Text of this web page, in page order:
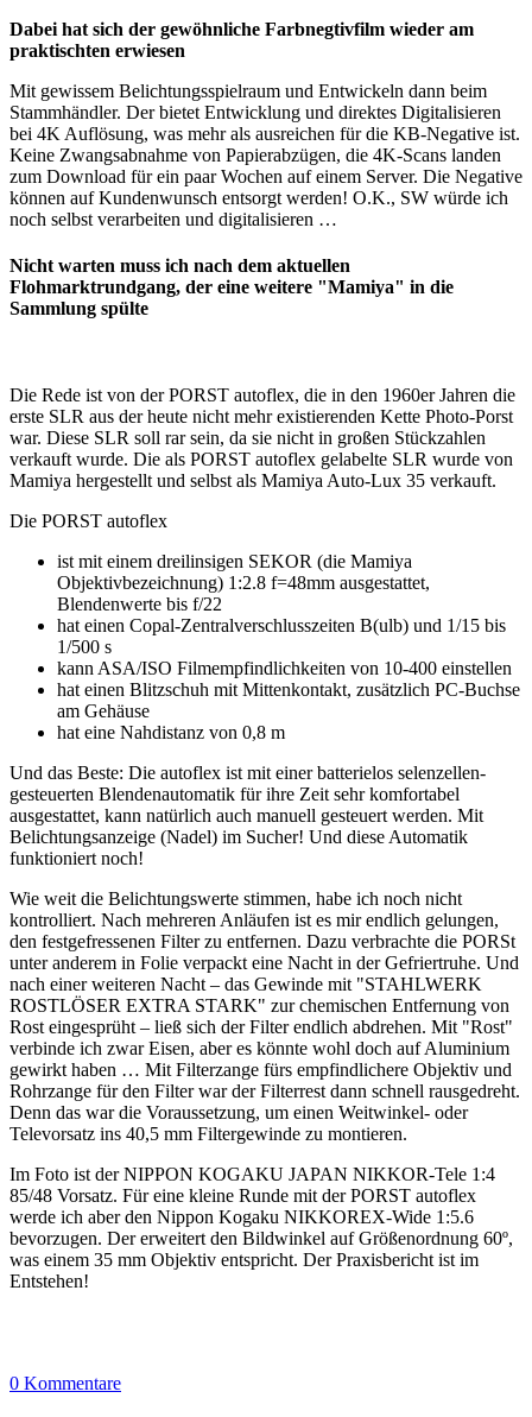
Dabei hat sich der gewöhnliche Farbnegtivfilm wieder am
praktischten erwiesen
Mit gewissem Belichtungsspielraum und Entwickeln dann beim
Stammhändler. Der bietet Entwicklung und direktes Digitalisieren
bei 4K Auflösung, was mehr als ausreichen für die KB-Negative ist.
Keine Zwangsabnahme von Papierabzügen, die 4K-Scans landen
zum Download für ein paar Wochen auf einem Server. Die Negative
können auf Kundenwunsch entsorgt werden! O.K., SW würde ich
noch selbst verarbeiten und digitalisieren …
Nicht warten muss ich nach dem aktuellen
Flohmarktrundgang, der eine weitere "Mamiya" in die
Sammlung spülte
Die Rede ist von der PORST autoflex, die in den 1960er Jahren die
erste SLR aus der heute nicht mehr existierenden Kette Photo-Porst
war. Diese SLR soll rar sein, da sie nicht in großen Stückzahlen
verkauft wurde. Die als PORST autoflex gelabelte SLR wurde von
Mamiya hergestellt und selbst als Mamiya Auto-Lux 35 verkauft.
Die PORST autoflex
ist mit einem dreilinsigen SEKOR (die Mamiya
Objektivbezeichnung) 1:2.8 f=48mm ausgestattet,
Blendenwerte bis f/22
hat einen Copal-Zentralverschlusszeiten B(ulb) und 1/15 bis
1/500 s
kann ASA/ISO Filmempfindlichkeiten von 10-400 einstellen
hat einen Blitzschuh mit Mittenkontakt, zusätzlich PC-Buchse
am Gehäuse
hat eine Nahdistanz von 0,8 m
Und das Beste: Die autoflex ist mit einer batterielos selenzellen-
gesteuerten Blendenautomatik für ihre Zeit sehr komfortabel
ausgestattet, kann natürlich auch manuell gesteuert werden. Mit
Belichtungsanzeige (Nadel) im Sucher! Und diese Automatik
funktioniert noch!
Wie weit die Belichtungswerte stimmen, habe ich noch nicht
kontrolliert. Nach mehreren Anläufen ist es mir endlich gelungen,
den festgefressenen Filter zu entfernen. Dazu verbrachte die PORSt
unter anderem in Folie verpackt eine Nacht in der Gefriertruhe. Und
nach einer weiteren Nacht – das Gewinde mit "STAHLWERK
ROSTLÖSER EXTRA STARK" zur chemischen Entfernung von
Rost eingesprüht – ließ sich der Filter endlich abdrehen. Mit "Rost"
verbinde ich zwar Eisen, aber es könnte wohl doch auf Aluminium
gewirkt haben … Mit Filterzange fürs empfindlichere Objektiv und
Rohrzange für den Filter war der Filterrest dann schnell rausgedreht.
Denn das war die Voraussetzung, um einen Weitwinkel- oder
Televorsatz ins 40,5 mm Filtergewinde zu montieren.
Im Foto ist der NIPPON KOGAKU JAPAN NIKKOR-Tele 1:4
85/48 Vorsatz. Für eine kleine Runde mit der PORST autoflex
werde ich aber den Nippon Kogaku NIKKOREX-Wide 1:5.6
bevorzugen. Der erweitert den Bildwinkel auf Größenordnung 60º,
was einem 35 mm Objektiv entspricht. Der Praxisbericht ist im
Entstehen!
0 Kommentare